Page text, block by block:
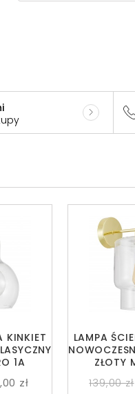
KINKIET
1A
zł
LAMPA
ZŁOTY
139,00 zł